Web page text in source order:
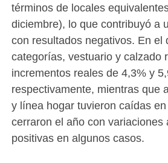
términos de locales
diciembre), lo que contribuyó a
con resultados negativos. En el
categorías, vestuario y calzado
incrementos reales de 4,3% y
respectivamente, mientras que
y línea hogar tuvieron caídas
cerraron el año con variaciones
positivas en algunos casos.